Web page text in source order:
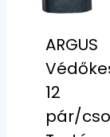
ARGUS
12
pár/